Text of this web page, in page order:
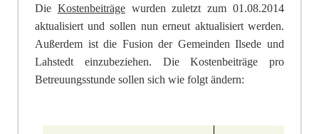
Die Kostenbeiträgewurden zuletzt zum 01.08.2014
aktualisiert und sollen nun erneut aktualisiert werden.
Außerdem ist die Fusion der Gemeinden Ilsede und
Lahstedt einzubeziehen. Die Kostenbeiträge pro
Betreuungsstunde sollen sich wie folgt ändern: